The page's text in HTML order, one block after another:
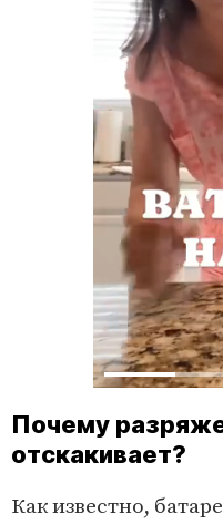
Почему
отскакивает?
Как известно,